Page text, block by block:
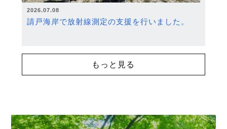
2026.07.08
請戸海岸で放射線測定の支援を行いました。
もっと見る